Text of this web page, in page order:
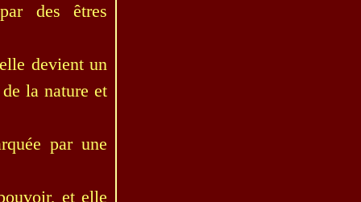
des êtres
devient un
la nature et
par une
et elle